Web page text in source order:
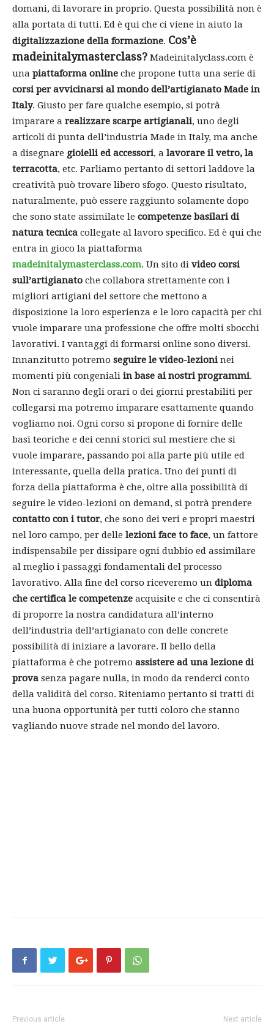
domani, di lavorare in proprio. Questa possibilità non è
alla portata di tutti. Ed è qui che ci viene in aiuto la
digitalizzazione della formazione. Cos’è
madeinitalymasterclass? Madeinitalyclass.com è
una piattaforma online che propone tutta una serie di
corsi per avvicinarsi al mondo dell’artigianato Made in
Italy. Giusto per fare qualche esempio, si potrà
imparare a realizzare scarpe artigianali, uno degli
articoli di punta dell’industria Made in Italy, ma anche
a disegnare gioielli ed accessori, a lavorare il vetro, la
terracotta, etc. Parliamo pertanto di settori laddove la
creatività può trovare libero sfogo. Questo risultato,
naturalmente, può essere raggiunto solamente dopo
che sono state assimilate le competenze basilari di
natura tecnica collegate al lavoro specifico. Ed è qui che
entra in gioco la piattaforma
madeinitalymasterclass.com. Un sito di video corsi
sull’artigianato che collabora strettamente con i
migliori artigiani del settore che mettono a
disposizione la loro esperienza e le loro capacità per chi
vuole imparare una professione che offre molti sbocchi
lavorativi. I vantaggi di formarsi online sono diversi.
Innanzitutto potremo seguire le video-lezioninei
momenti più congeniali in base ai nostri programmi.
Non ci saranno degli orari o dei giorni prestabiliti per
collegarsi ma potremo imparare esattamente quando
vogliamo noi. Ogni corso si propone di fornire delle
basi teoriche e dei cenni storici sul mestiere che si
vuole imparare, passando poi alla parte più utile ed
interessante, quella della pratica. Uno dei punti di
forza della piattaforma è che, oltre alla possibilità di
seguire le video-lezioni on demand, si potrà prendere
contatto con i tutor, che sono dei veri e propri maestri
nel loro campo, per delle lezioni face to face, un fattore
indispensabile per dissipare ogni dubbio ed assimilare
al meglio i passaggi fondamentali del processo
lavorativo. Alla fine del corso riceveremo un diploma
che certifica le competenze acquisite e che ci consentirà
di proporre la nostra candidatura all’interno
dell’industria dell’artigianato con delle concrete
possibilità di iniziare a lavorare. Il bello della
piattaforma è che potremo assistere ad una lezione di
prova senza pagare nulla, in modo da renderci conto
della validità del corso. Riteniamo pertanto si tratti di
una buona opportunità per tutti coloro che stanno
vagliando nuove strade nel mondo del lavoro.
Previous article Next article